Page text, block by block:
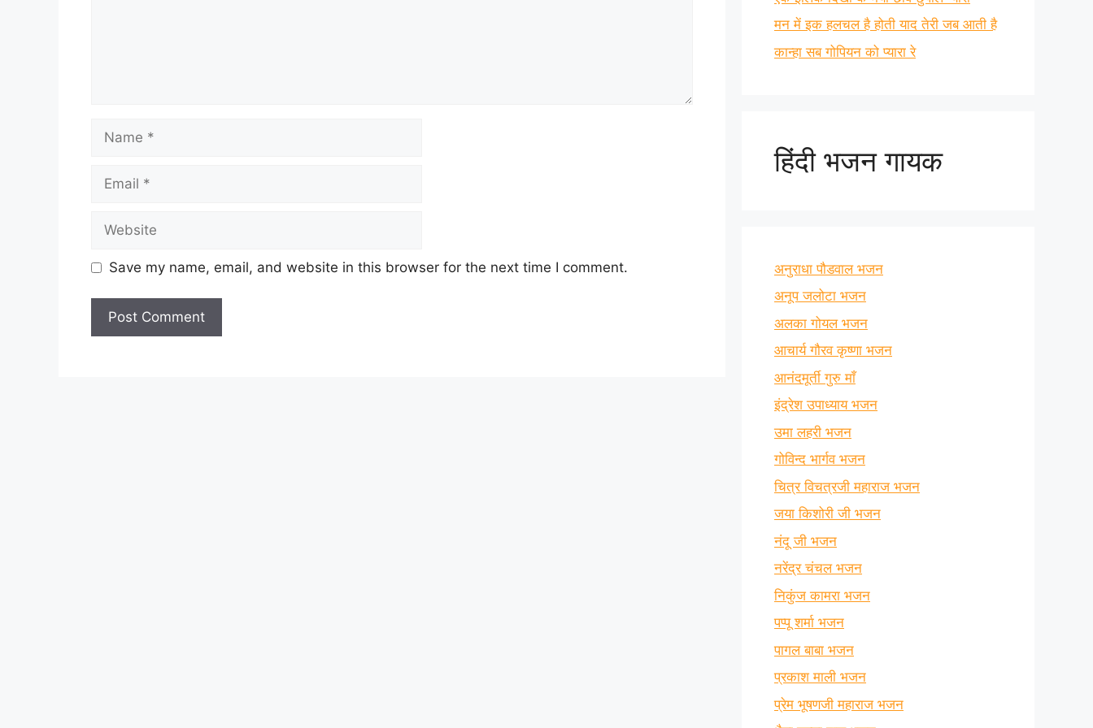
Save my name, email, and website in this browser for the next time I comment.
मन में इक हलचल है होती याद तेरी जब आती है
कान्हा सब गोपियन को प्यारा रे
हिंदी भजन गायक
अनुराधा पौडवाल भजन
अनूप जलोटा भजन
अलका गोयल भजन
आचार्य गौरव कृष्णा भजन
आनंदमूर्ती गुरु माँ
इंद्रेश उपाध्याय भजन
उमा लहरी भजन
गोविन्द भार्गव भजन
चित्र विचत्रजी महाराज भजन
जया किशोरी जी भजन
नंदू जी भजन
नरेंद्र चंचल भजन
निकुंज कामरा भजन
पप्पू शर्मा भजन
पागल बाबा भजन
प्रकाश माली भजन
प्रेम भूषणजी महाराज भजन